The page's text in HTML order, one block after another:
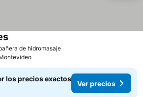
de hidromasajeVer precios
Ver precios
los precios exactos
Ver precios